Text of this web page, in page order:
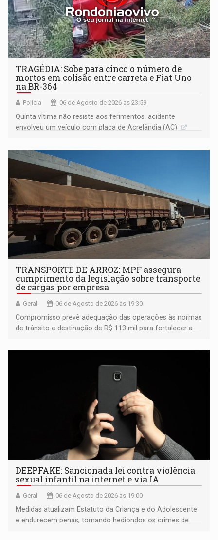
TRAGÉDIA: Sobe para cinco o número de
mortos em colisão entre carreta e Fiat Uno
na BR-364
Polícia 06 de Agosto de 2026 às 23:59
Quinta vítima não resiste aos ferimentos; acidente
envolveu um veículo com placa de Acrelândia (AC)
TRANSPORTE DE ARROZ: MPF assegura
cumprimento da legislação sobre transporte
de cargas por empresa
Geral 06 de Agosto de 2026 às 19:30
Compromisso prevê adequação das operações às normas
de trânsito e destinação de R$ 113 mil para fortalecer a
DEEPFAKE: Sancionada lei contra violência
sexual infantil na internet e via IA
Geral 06 de Agosto de 2026 às 19:00
Medidas atualizam Estatuto da Criança e do Adolescente
e endurecem penas, tornando hediondos os crimes de